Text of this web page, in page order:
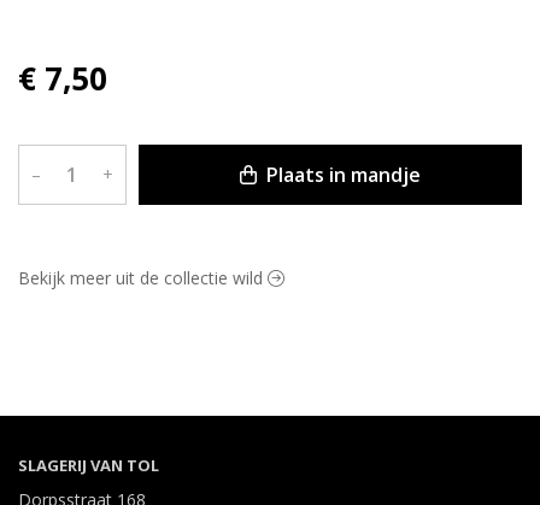
€ 7,50
– + Plaats in mandje
Bekijk meer uit de collectie wild
SLAGERIJ VAN TOL
Dorpsstraat 168